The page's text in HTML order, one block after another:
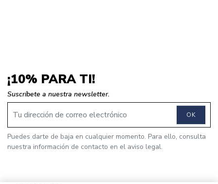
¡10% PARA TI!
Suscríbete a nuestra newsletter.
OK
Puedes darte de baja en cualquier momento. Para ello, consulta
nuestra información de contacto en el aviso legal.